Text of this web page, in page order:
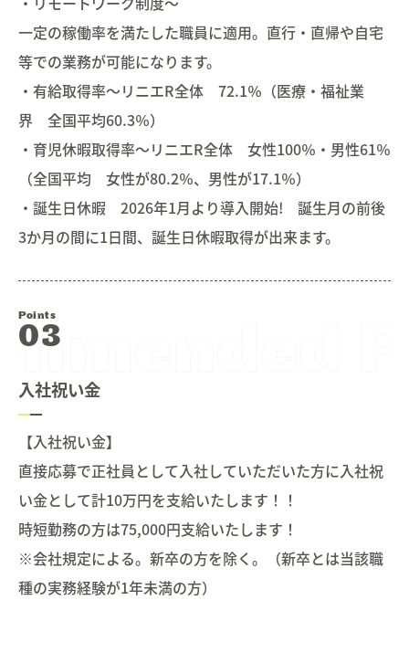
一定の稼働率を満たした職員に適用。直行・直帰や自宅
等での業務が可能になります。
・有給取得率～リニエR全体 72.1％（医療・福祉業
界 全国平均60.3％）
・育児休暇取得率～リニエR全体 女性100％・男性61％
（全国平均 女性が80.2％、男性が17.1％）
・誕生日休暇 2026年1月より導入開始! 誕生月の前後
3か月の間に1日間、誕生日休暇取得が出来ます。
Points
入社祝い金
【入社祝い金】
直接応募で正社員として入社していただいた方に入社祝
い金として計10万円を支給いたします！！
時短勤務の方は75,000円支給いたします！
※会社規定による。新卒の方を除く。（新卒とは当該職
種の実務経験が1年未満の方）